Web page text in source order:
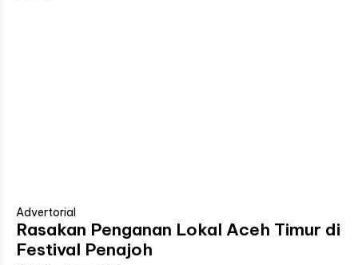
Advertorial
Rasakan Penganan Lokal Aceh Timur di
Festival Penajoh